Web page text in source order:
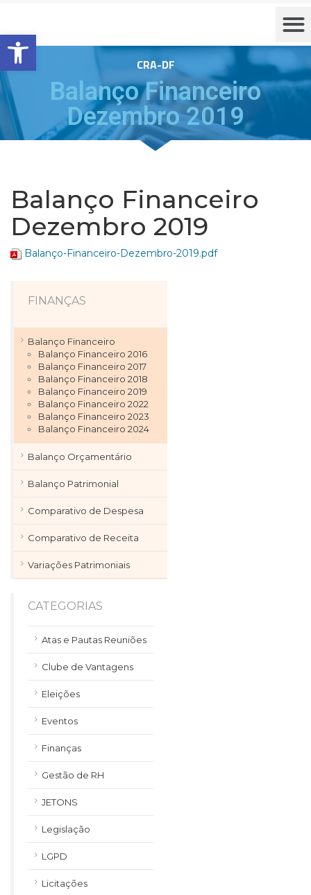
Barra de Ferramentas Aberta
CRA-DF
Balanço Financeiro
Dezembro 2019
Balanço Financeiro
Dezembro 2019
Balanço-Financeiro-Dezembro-2019.pdf
FINANÇAS
Balanço Financeiro
Balanço Financeiro 2016
Balanço Financeiro 2017
Balanço Financeiro 2018
Balanço Financeiro 2019
Balanço Financeiro 2022
Balanço Financeiro 2023
Balanço Financeiro 2024
Balanço Orçamentário
Balanço Patrimonial
Comparativo de Despesa
Comparativo de Receita
Variações Patrimoniais
CATEGORIAS
Atas e Pautas Reuniões
Clube de Vantagens
Eleições
Eventos
Finanças
Gestão de RH
JETONS
Legislação
LGPD
Licitações